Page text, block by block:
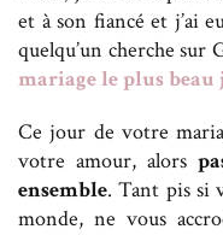
et à son fiancé et j’ai
quelqu’un cherche sur
mariage le plus
Ce jour de votre
votre amour, alors
ensemble. Tant pis si
monde, ne vous